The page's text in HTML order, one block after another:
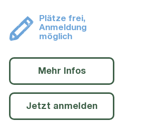
Plätze frei,
Anmeldung
möglich
Mehr Infos
Jetzt anmelden